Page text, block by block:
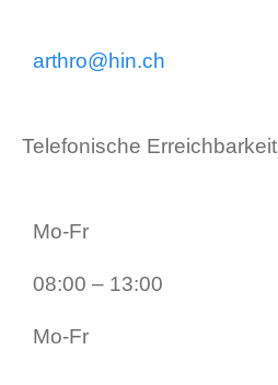
arthro@hin.ch
Telefonische Erreichbarkeit
Mo-Fr
08:00 – 13:00
Mo-Fr